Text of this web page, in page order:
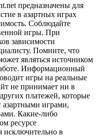
предназначены для
в азартных играх
Соблюдайте
игры. При
зависимости
Помните, что
являться источником
Информационный
игры на реальные
не принимает ни в
платежей, которые
азартными играми,
Какие-либо
ресурсе
исключительно в